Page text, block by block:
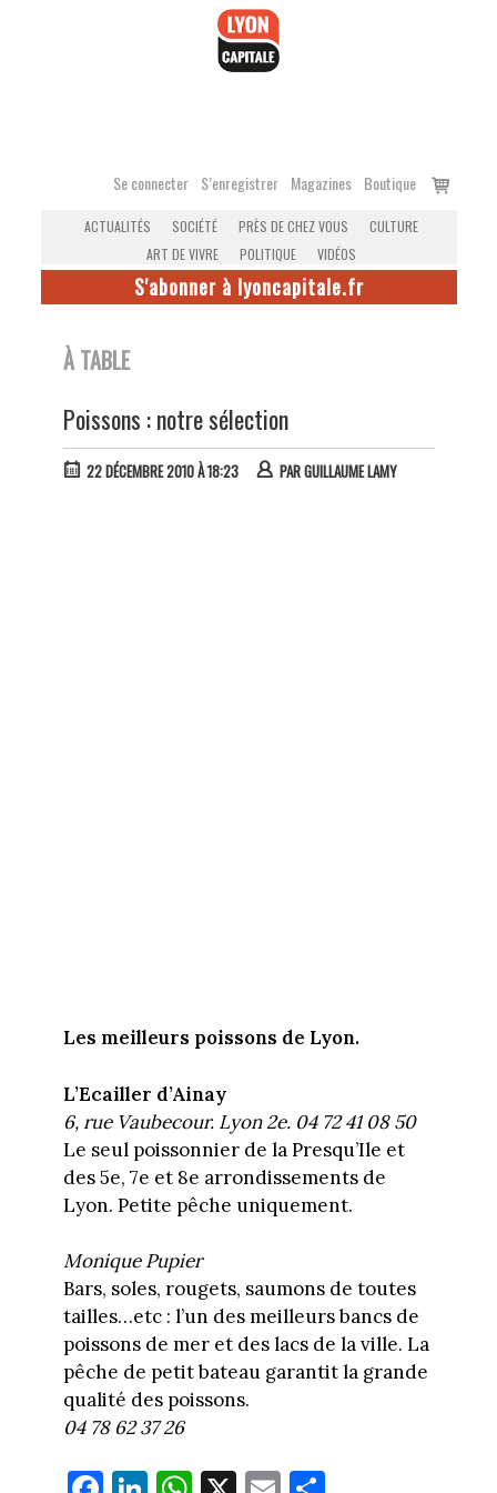
Se connecter S’enregistrer Magazines Boutique
Voir
ACTUALITÉS SOCIÉTÉ PRÈS DE CHEZ VOUS
CULTURE
ART DE VIVRE
POLITIQUE VIDÉOS
S'abonner à lyoncapitale.fr
À TABLE
Poissons : notre sélection
22 DÉCEMBRE 2010 À 18:23 PARGUILLAUME LAMY
Les meilleurs poissons de Lyon.
L’Ecailler d’Ainay
6, rue Vaubecour. Lyon 2e. 04 72 41 08 50
Le seul poissonnier de la Presqu’Ile et
des 5e, 7e et 8e arrondissements de
Lyon. Petite pêche uniquement.
Monique Pupier
Bars, soles, rougets, saumons de toutes
tailles…etc : l’un des meilleurs bancs de
poissons de mer et des lacs de la ville. La
pêche de petit bateau garantit la grande
qualité des poissons.
04 78 62 37 26